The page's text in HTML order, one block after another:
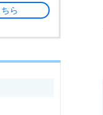
ら